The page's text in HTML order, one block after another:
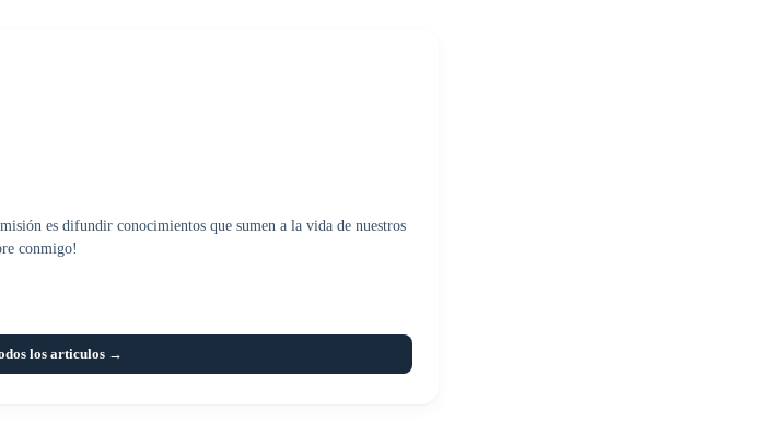
es difundir conocimientos que sumen a la vida de nuestros
conmigo!
los articulos →